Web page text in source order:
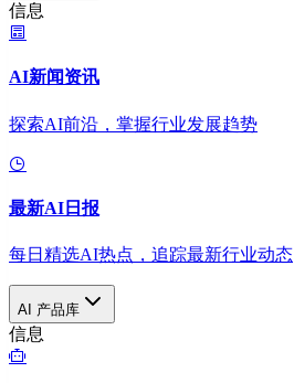
信息
AI新闻资讯
探索AI前沿，掌握行业发展趋势
最新AI日报
每日精选AI热点，追踪最新行业动态
AI 产品库
信息